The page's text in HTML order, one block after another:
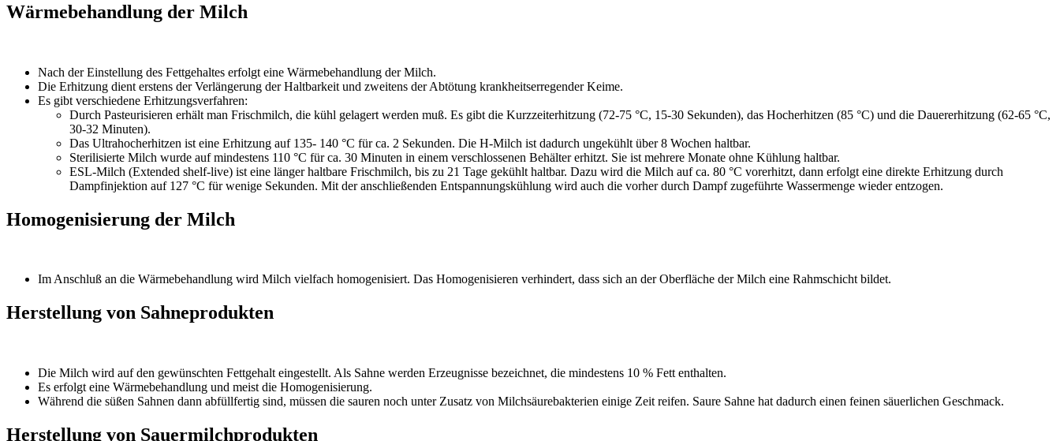
Wärmebehandlung der Milch
Nach der Einstellung des Fettgehaltes erfolgt eine Wärmebehandlung der Milch.
Die Erhitzung dient erstens der Verlängerung der Haltbarkeit und zweitens der Abtötung krankheitserregender Keime.
Es gibt verschiedene Erhitzungsverfahren:
Durch Pasteurisieren erhält man Frischmilch, die kühl gelagert werden muß. Es gibt die Kurzzeiterhitzung (72-75 °C, 15-30 Sekunden), das Hocherhitzen (85 °C) und die Dauererhitzung (62-65 °C,
30-32 Minuten).
Das Ultrahocherhitzen ist eine Erhitzung auf 135- 140 °C für ca. 2 Sekunden. Die H-Milch ist dadurch ungekühlt über 8 Wochen haltbar.
Sterilisierte Milch wurde auf mindestens 110 °C für ca. 30 Minuten in einem verschlossenen Behälter erhitzt. Sie ist mehrere Monate ohne Kühlung haltbar.
ESL-Milch (Extended shelf-live) ist eine länger haltbare Frischmilch, bis zu 21 Tage gekühlt haltbar. Dazu wird die Milch auf ca. 80 °C vorerhitzt, dann erfolgt eine direkte Erhitzung durch
Dampfinjektion auf 127 °C für wenige Sekunden. Mit der anschließenden Entspannungskühlung wird auch die vorher durch Dampf zugeführte Wassermenge wieder entzogen.
Homogenisierung der Milch
Im Anschluß an die Wärmebehandlung wird Milch vielfach homogenisiert. Das Homogenisieren verhindert, dass sich an der Oberfläche der Milch eine Rahmschicht bildet.
Herstellung von Sahneprodukten
Die Milch wird auf den gewünschten Fettgehalt eingestellt. Als Sahne werden Erzeugnisse bezeichnet, die mindestens 10 % Fett enthalten.
Es erfolgt eine Wärmebehandlung und meist die Homogenisierung.
Während die süßen Sahnen dann abfüllfertig sind, müssen die sauren noch unter Zusatz von Milchsäurebakterien einige Zeit reifen. Saure Sahne hat dadurch einen feinen säuerlichen Geschmack.
Herstellung von Sauermilchprodukten